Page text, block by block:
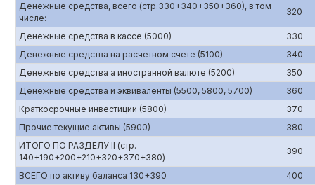
Денежные средства, всего (стр.330+340+350+360), в том
числе:
320
Денежные средства в кассе (5000)
330
Денежные средства на расчетном счете (5100)
340
Денежные средства а иностранной валюте (5200)
350
Денежные средства и эквиваленты (5500, 5800, 5700)
360
Краткосрочные инвестиции (5800)
370
Прочие текущие активы (5900)
380
ИТОГО ПО РАЗДЕЛУ II (стр.
140+190+200+210+320+370+380)
390
ВСЕГО по активу баланса 130+390
400